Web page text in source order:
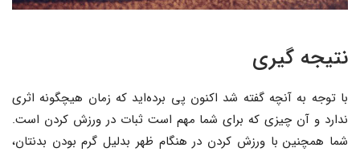
نتیجه گیری
با توجه به آنچه گفته شد اکنون پی برده‌اید که زمان هیچگونه اثری
ندارد و آن چیزی که برای شما مهم است ثبات در ورزش کردن است.
شما همچنین با ورزش کردن در هنگام ظهر بدلیل گرم بودن بدنتان،